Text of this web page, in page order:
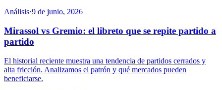
Análisis·9 de junio, 2026
Mirassol vs Gremio: el libreto que se repite partido a
partido
El historial reciente muestra una tendencia de partidos cerrados y
alta fricción. Analizamos el patrón y qué mercados pueden
beneficiarse.